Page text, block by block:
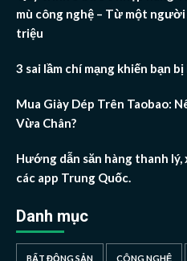
mù công nghệ – Từ một
triệu
3 sai lầm chí mạng khiến bạn
Mua Giày Dép Trên Taobao:
Vừa Chân?
Hướng dẫn săn hàng thanh
các app Trung Quốc.
Danh mục
BẤT ĐỘNG SẢN CÔNG NGHỆ